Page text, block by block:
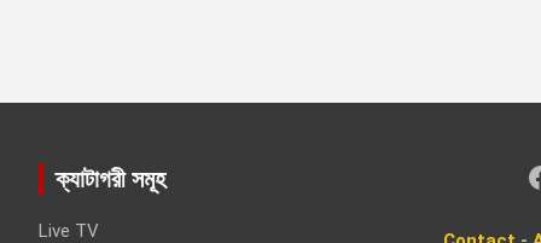
ক্যাটাগরী সমূহ
Live TV